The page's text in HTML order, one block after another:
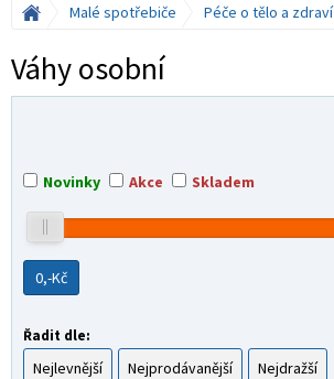
Malé spotřebiče Péče o tělo a zdraví
Váhy osobní
Novinky Akce Skladem
0,-Kč
Řadit dle:
Nejlevnější Nejprodávanější Nejdražší